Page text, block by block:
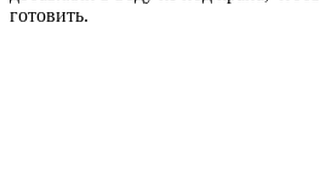
готовить.